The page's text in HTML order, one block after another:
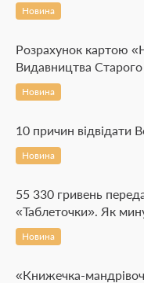
Новина
Розрахунок картою
Видавництва
Новина
10 причин відвідати
Новина
55 330 гривень
«Таблеточки». Як
Новина
«Книжечка-